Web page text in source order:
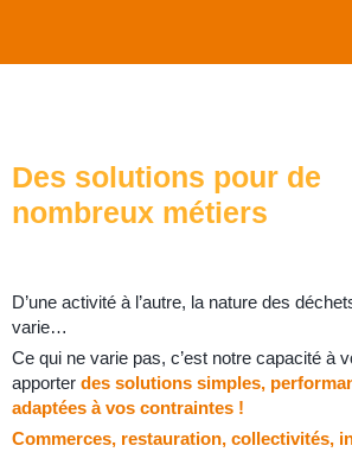
Des solutions pour de
nombreux métiers
D’une activité à l’autre, la nature des
varie…
Ce qui ne varie pas, c’est notre capacité à
apporter des solutions simples,
adaptées à vos contraintes !
Commerces, restauration, collectivités,